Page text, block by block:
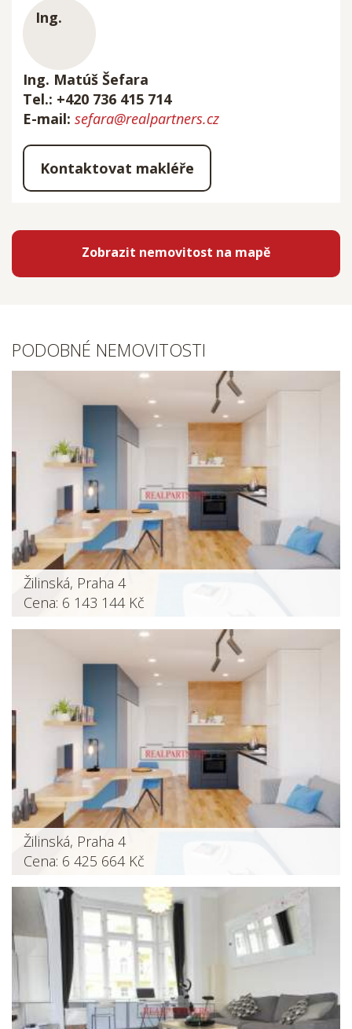
Ing. Matúš Šefara
Tel.: +420 736 415 714
E-mail: sefara@realpartners.cz
Kontaktovat makléře
Zobrazit nemovitost na mapě
PODOBNÉ NEMOVITOSTI
Žilinská, Praha 4
Cena: 6 143 144 Kč
Žilinská, Praha 4
Cena: 6 425 664 Kč